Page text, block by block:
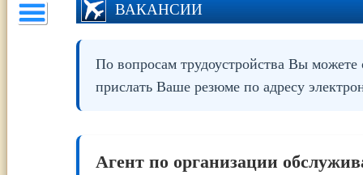
ВАКАНСИИ
По вопросам трудоустройства Вы
прислать Ваше резюме по адресу
Агент по организации